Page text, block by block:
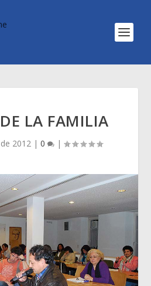
LA FAMILIA
2012| 0 |